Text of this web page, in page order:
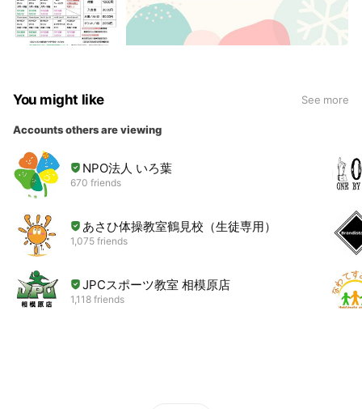
You might like See more
Accounts others are viewing
NPO法人 いろ葉
670 friends
あさひ体操教室鶴見校（生徒専用）
1,075 friends
JPCスポーツ教室 相模原店
1,118 friends